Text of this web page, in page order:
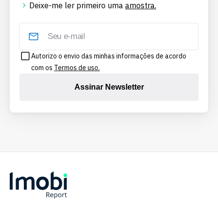
Deixe-me ler primeiro uma amostra.
Autorizo o envio das minhas informações de acordo
com os Termos de uso.
Assinar Newsletter